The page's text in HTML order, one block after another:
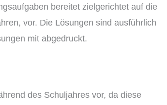
bereitet zielgerichtet auf die
vor. Die Lösungen sind ausführlich
mit abgedruckt.
des Schuljahres vor, da diese